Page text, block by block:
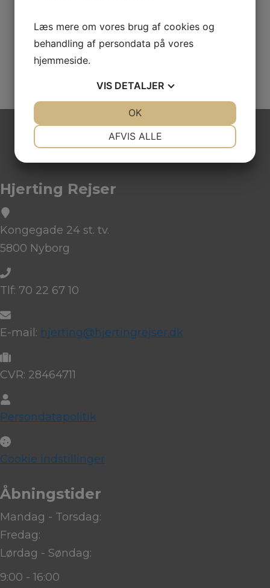
Hjerting Rejser
Kongegade 24 st. tv.
5800 Nyborg
Tlf: 70 22 67 10
E-mail: hjerting@hjertingrejser.dk
CVR: 28464711
Persondatapolitik
Cookie indstillinger
Åbningstider
Mandag - Torsdag:
Fredag:
Lørdag - Søndag:
9:00 - 16:00
Læs mere om vores brug af cookies og
behandling af persondata på vores
hjemmeside.
VIS DETALJER
AFVIS ALLE
OK